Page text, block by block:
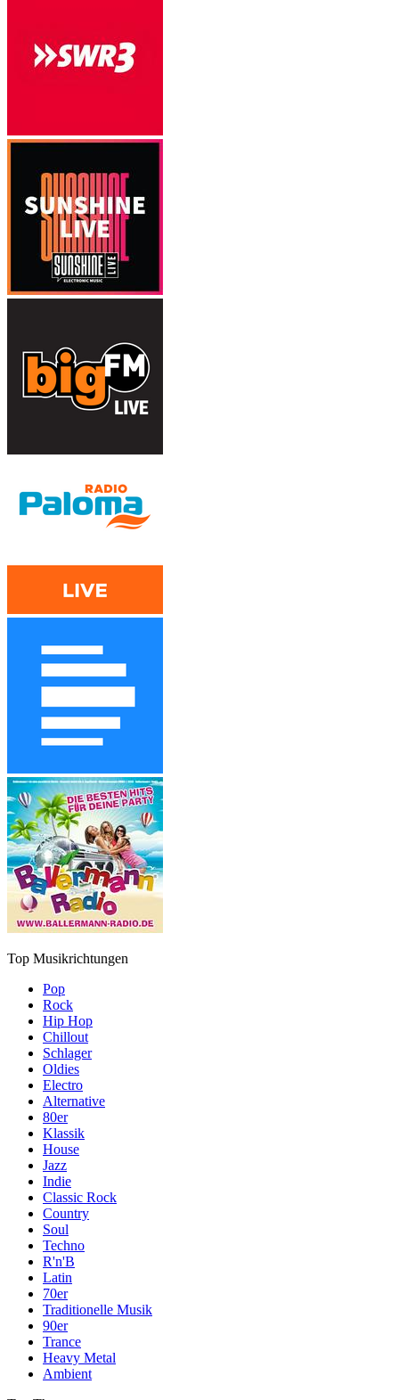
Top Musikrichtungen
Pop
Rock
Hip Hop
Chillout
Schlager
Oldies
Electro
Alternative
80er
Klassik
House
Jazz
Indie
Classic Rock
Country
Soul
Techno
R'n'B
Latin
70er
Traditionelle Musik
90er
Trance
Heavy Metal
Ambient